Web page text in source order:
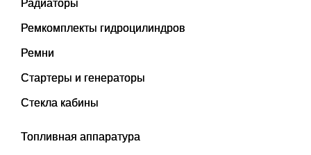
Радиаторы
Ремкомплекты гидроцилиндров
Ремни
Стартеры и генераторы
Стекла кабины
Топливная аппаратура